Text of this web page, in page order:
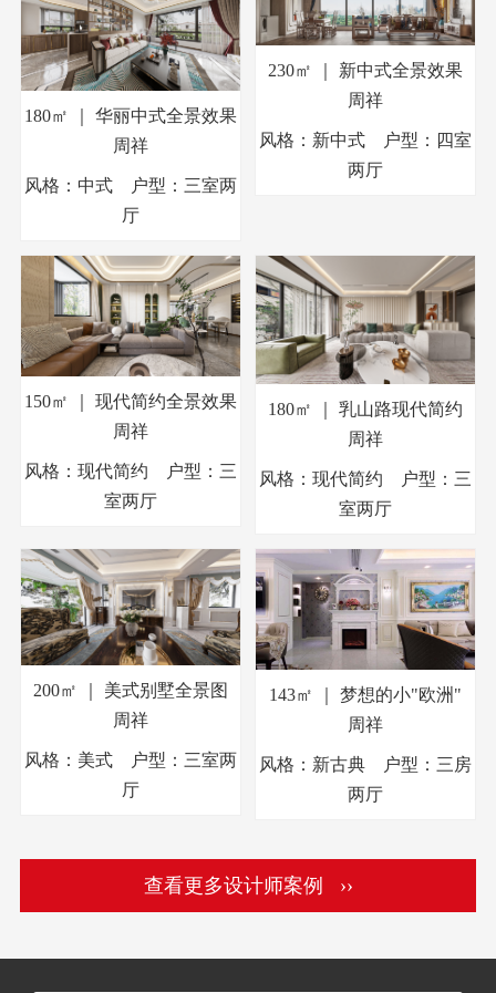
180㎡ ｜ 华丽中式全景效果
周祥
风格：中式 户型：三室两
厅
230㎡ ｜ 新中式全景效果
周祥
风格：新中式 户型：四室
两厅
150㎡ ｜ 现代简约全景效果
周祥
风格：现代简约 户型：三
室两厅
180㎡ ｜ 乳山路现代简约
周祥
风格：现代简约 户型：三
室两厅
200㎡ ｜ 美式别墅全景图
周祥
风格：美式 户型：三室两
厅
143㎡ ｜ 梦想的小"欧洲"
周祥
风格：新古典 户型：三房
两厅
查看更多设计师案例 ››